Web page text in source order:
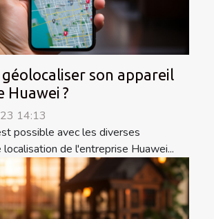
son appareil
Huawei ?
14:13
possible avec les diverses
de l'entreprise Huawei...